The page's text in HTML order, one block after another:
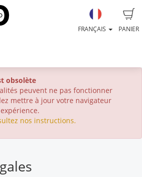
PANIER
FRANÇAIS
obsolète
peuvent ne pas fonctionner
mettre à jour votre navigateur
nos instructions.